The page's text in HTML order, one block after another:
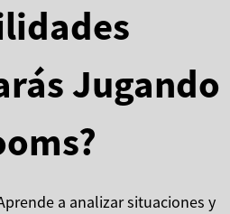
Jugando
a analizar situaciones y